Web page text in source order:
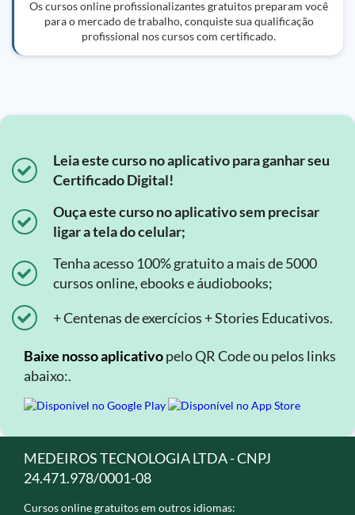
Os cursos online profissionalizantes gratuitos preparam você
para o mercado de trabalho, conquiste sua qualificação
profissional nos cursos com certificado.
Leia este curso no aplicativo para ganhar seu
Certificado Digital!
Ouça este curso no aplicativo sem precisar
ligar a tela do celular;
Tenha acesso 100% gratuito a mais de 5000
cursos online, ebooks e áudiobooks;
+ Centenas de exercícios + Stories Educativos.
Baixe nosso aplicativopelo QR Code ou pelos links
abaixo:.
MEDEIROS TECNOLOGIA LTDA - CNPJ
24.471.978/0001-08
Cursos online gratuitos em outros idiomas: